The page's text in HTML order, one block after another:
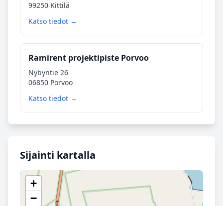
99250 Kittilä
Katso tiedot →
Ramirent projektipiste Porvoo
Nybyntie 26
06850 Porvoo
Katso tiedot →
Sijainti kartalla
+
−